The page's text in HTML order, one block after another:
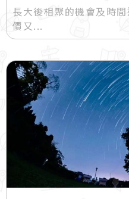
長大後相聚的機會及時
價又